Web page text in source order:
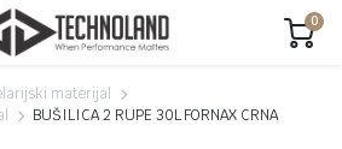
0
materijal
BUŠILICA 2 RUPE 30L FORNAX CRNA